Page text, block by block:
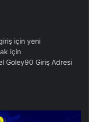
için yeni
için
Goley90 Giriş Adresi